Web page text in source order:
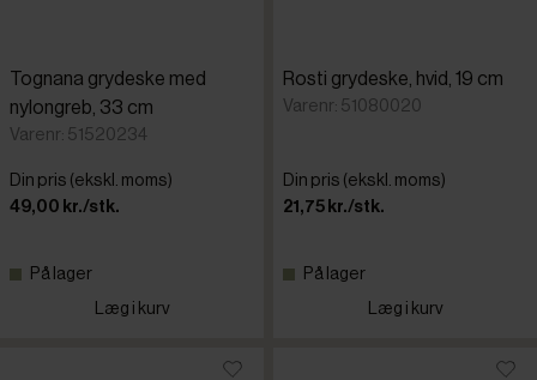
Tognana grydeske med
nylongreb, 33 cm
Varenr: 51520234
Din pris (ekskl. moms)
49,00 kr./stk.
På lager
Læg i kurv
Rosti grydeske, hvid, 19 cm
Varenr: 51080020
Din pris (ekskl. moms)
21,75 kr./stk.
På lager
Læg i kurv